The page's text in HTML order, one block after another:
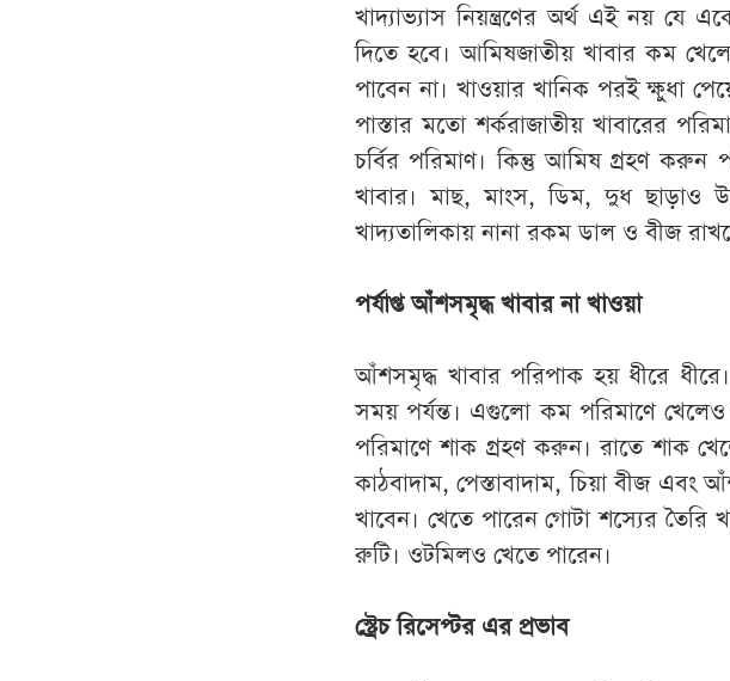
খাদ্যাভ্যাস নিয়ন্ত্রণের অর্থ এই নয় যে
দিতে হবে। আমিষজাতীয় খাবার কম
পাবেন না। খাওয়ার খানিক পরই ক্ষুধা
পাস্তার মতো শর্করাজাতীয় খাবারের
চর্বির পরিমাণ। কিন্তু আমিষ গ্রহণ করুন
খাবার। মাছ, মাংস, ডিম, দুধ ছাড়াও
খাদ্যতালিকায় নানা রকম ডাল ও বীজ
পর্যাপ্ত আঁশসমৃদ্ধ খাবার না খাওয়া
আঁশসমৃদ্ধ খাবার পরিপাক হয় ধীরে
সময় পর্যন্ত। এগুলো কম পরিমাণে
পরিমাণে শাক গ্রহণ করুন। রাতে শাক
কাঠবাদাম, পেস্তাবাদাম, চিয়া বীজ
খাবেন। খেতে পারেন গোটা শস্যের
রুটি। ওটমিলও খেতে পারেন।
স্ট্রেচ রিসেপ্টর এর প্রভাব